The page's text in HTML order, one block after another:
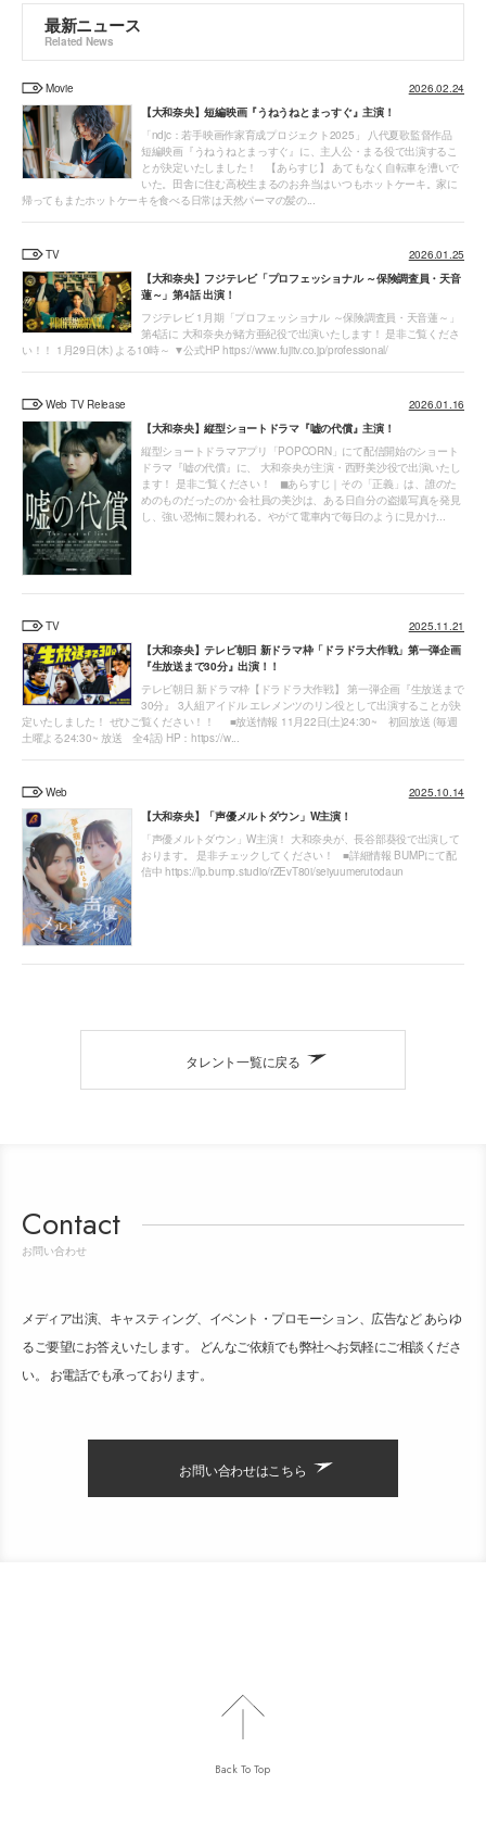
最新ニュース
Related News
Movie
2026.02.24
【大和奈央】短編映画『うねうねとまっすぐ』主演！
「ndjc：若手映画作家育成プロジェクト2025」 八代夏歌監督作品
短編映画『うねうねとまっすぐ』に、主人公・まる役で出演するこ
とが決定いたしました！ 【あらすじ】 あてもなく⾃転⾞を漕いで
いた。⽥舎に住む⾼校⽣まるのお弁当はいつもホットケーキ。家に
帰ってもまたホットケーキを⾷べる⽇常は天然パーマの髪の...
TV
2026.01.25
【大和奈央】フジテレビ「プロフェッショナル ～保険調査員・天音
蓮～」第4話 出演！
フジテレビ 1月期「プロフェッショナル ～保険調査員・天音蓮～」
第4話に 大和奈央が緒方亜紀役で出演いたします！ 是非ご覧くださ
い！！ 1月29日(木) よる10時～ ▼公式HP https://www.fujitv.co.jp/professional/
Web TV Release
2026.01.16
【大和奈央】縦型ショートドラマ『嘘の代償』主演！
縦型ショートドラマアプリ「POPCORN」にて配信開始のショート
ドラマ『嘘の代償』に、 大和奈央が主演・西野美沙役で出演いたし
ます！ 是非ご覧ください！ ◼あらすじ｜その「正義」は、誰のた
めのものだったのか 会社員の美沙は、ある日自分の盗撮写真を発見
し、強い恐怖に襲われる。やがて電車内で毎日のように見かけ...
TV
2025.11.21
【大和奈央】テレビ朝日 新ドラマ枠「ドラドラ大作戦」第一弾企画
『生放送まで30分』出演！！
テレビ朝日 新ドラマ枠【ドラドラ大作戦】 第一弾企画『生放送まで
30分』 3人組アイドル エレメンツのリン役として出演することが決
定いたしました！ ぜひご覧ください！！ ■放送情報 11月22日(土)24:30~ 初回放送 (毎週
土曜よる24:30~ 放送 全4話) HP：https://w...
Web
2025.10.14
【大和奈央】「声優メルトダウン」W主演！
「声優メルトダウン」W主演！ 大和奈央が、長谷部葵役で出演して
おります。 是非チェックしてください！ ■詳細情報 BUMPにて配
信中 https://lp.bump.studio/rZEvT80i/seiyuumerutodaun
タレント一覧に戻る
Contact
お問い合わせ
メディア出演、キャスティング、イベント・プロモーション、広告など あらゆ
るご要望にお答えいたします。 どんなご依頼でも弊社へお気軽にご相談くださ
い。 お電話でも承っております。
お問い合わせはこちら
Back To Top